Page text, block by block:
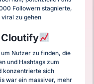
Followern stagnierte,
zu gehen
Nutzer zu finden, die
und Hashtags zum
konzentrierte sich
war ein massiver, mehr